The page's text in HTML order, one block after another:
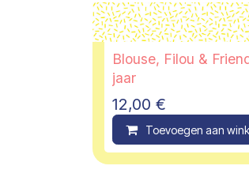
Blouse, Filou &
jaar
12,00 €
Toevoegen aan